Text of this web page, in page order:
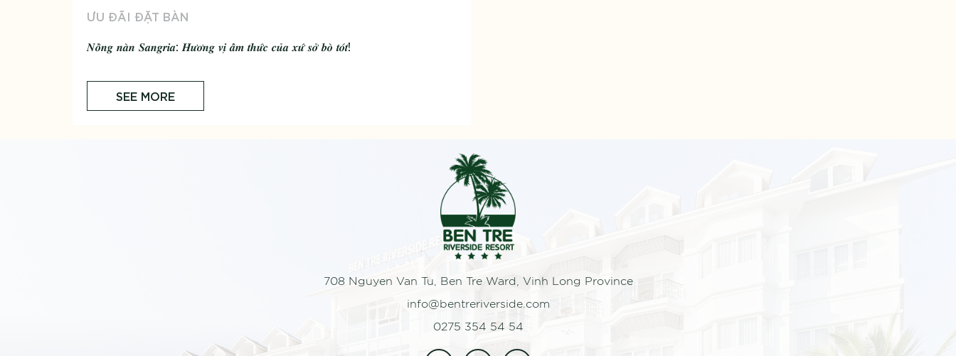
ƯU ĐÃI ĐẶT BÀN
𝑵𝒐̂̀𝒏𝒈 𝒏𝒂̀𝒏 𝑺𝒂𝒏𝒈𝒓𝒊𝒂: 𝑯𝒖̛𝒐̛𝒏𝒈 𝒗𝒊̣ 𝒂̂̉𝒎 𝒕𝒉𝒖̛́𝒄 𝒄𝒖̉𝒂 𝒙𝒖̛́ 𝒔𝒐̛̉ 𝒃𝒐̀ 𝒕𝒐́𝒕!
SEE MORE
708 Nguyen Van Tu, Ben Tre Ward, Vinh Long Province
info@bentreriverside.com
0275 354 54 54